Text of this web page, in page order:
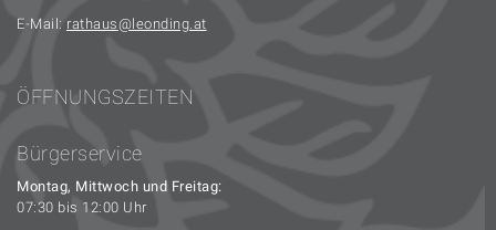
E-Mail: rathaus leonding.at
ÖFFNUNGSZEITEN
Bürgerservice
Montag, Mittwoch und Freitag:
07:30 bis 12:00 Uhr